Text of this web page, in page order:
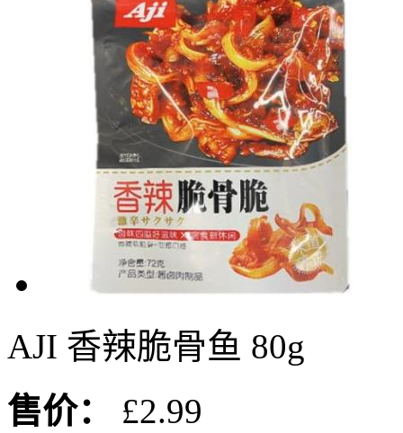
AJI 香辣脆骨鱼 80g
售价：
£2.99